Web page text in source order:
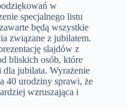
w
specjalnego listu
będą wszystkie
związane z jubilatem.
slajdów z
bliskich osób, które
dla jubilata. Wyrażenie
40 urodziny sprawi, że
wzruszająca i